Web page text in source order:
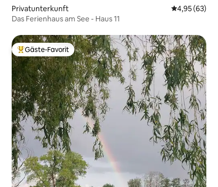
Privatunterkunft
4,95 (63)
Das Ferienhaus am See - Haus 11
Beliebter Gäste-Favorit.
Gäste-Favorit